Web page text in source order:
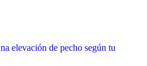
elevación de pecho según tu